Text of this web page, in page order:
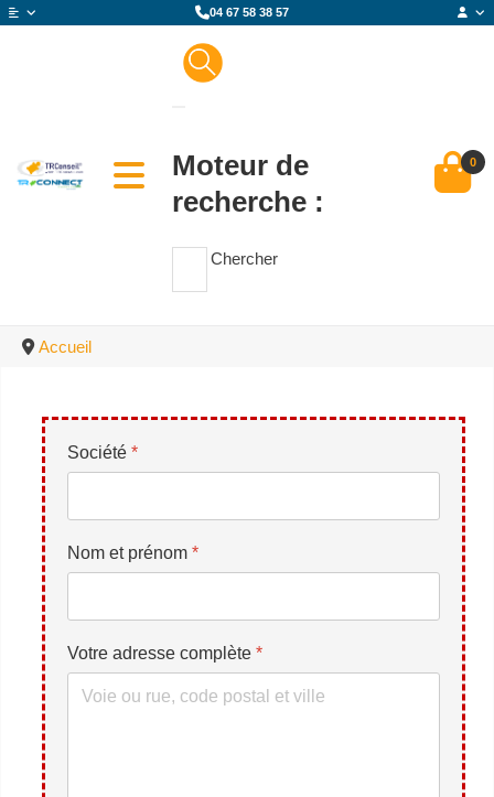
04 67 58 38 57
Moteur de
recherche :
Chercher
0
Accueil
Société *
Nom et prénom *
Votre adresse complète *